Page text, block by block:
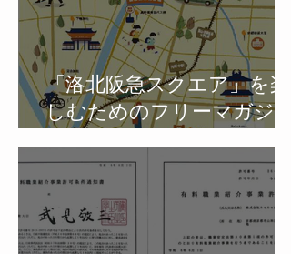
「洛北阪急スクエア」を楽
しむためのフリーマガジン
発行&2024年12月に5周年を
迎える洛北阪急スクエアの
歩みを振り返る